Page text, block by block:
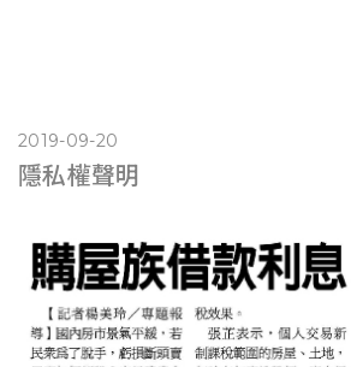
2019-09-20
隱私權聲明